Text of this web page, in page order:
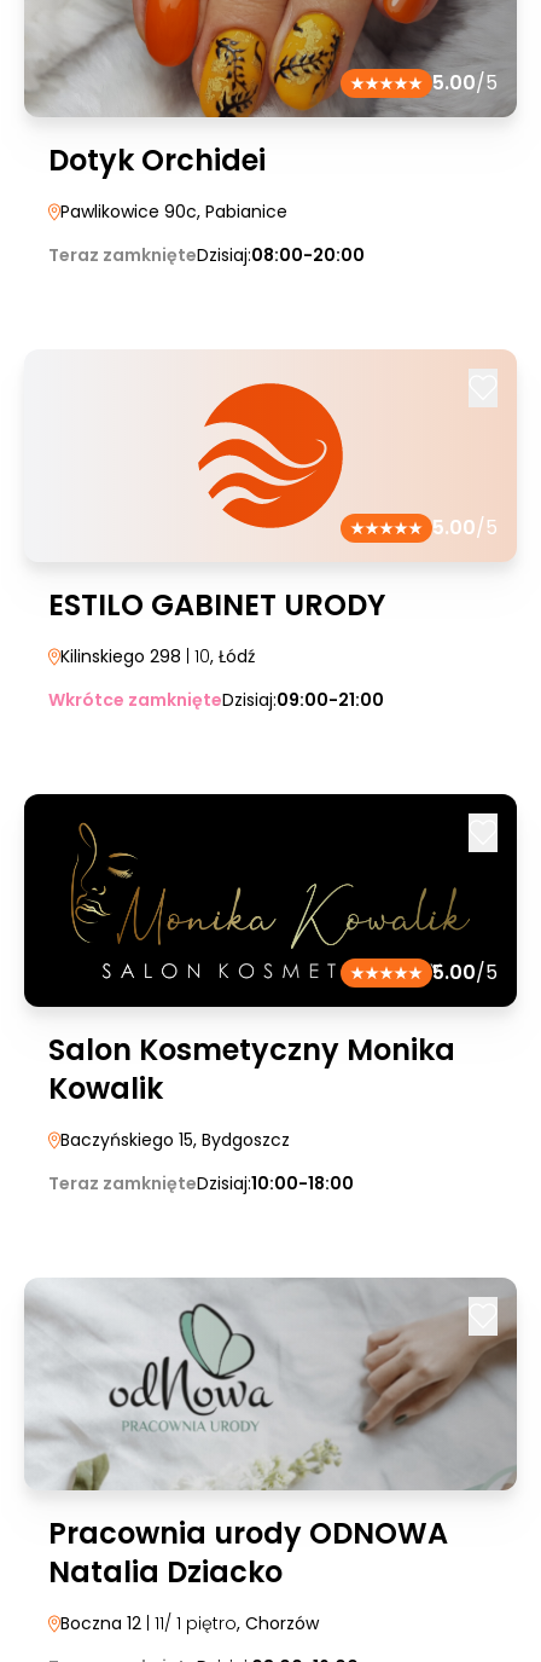
5.00/5
Dotyk Orchidei
Pawlikowice 90c, Pabianice
Teraz zamknięteDzisiaj:08:00-20:00
5.00/5
ESTILO GABINET URODY
Kilinskiego 298 | 10, Łódź
Wkrótce zamknięteDzisiaj:09:00-21:00
5.00/5
Salon Kosmetyczny Monika
Kowalik
Baczyńskiego 15, Bydgoszcz
Teraz zamknięteDzisiaj:10:00-18:00
Pracownia urody ODNOWA
Natalia Dziacko
Boczna 12 | 11/ 1 piętro, Chorzów